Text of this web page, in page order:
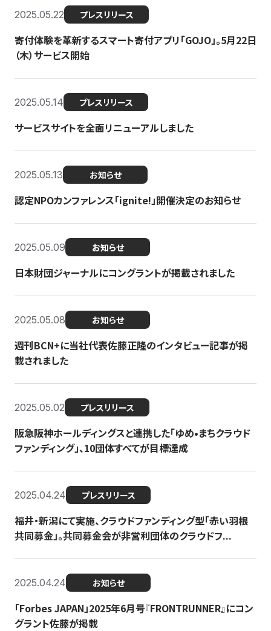
2025.05.22 プレスリリース
寄付体験を革新するスマート寄付アプリ「GOJO」。5月22日
（木）サービス開始
2025.05.14 プレスリリース
サービスサイトを全面リニューアルしました
2025.05.13 お知らせ
認定NPOカンファレンス「ignite!」開催決定のお知らせ
2025.05.09 お知らせ
日本財団ジャーナルにコングラントが掲載されました
2025.05.08 お知らせ
週刊BCN+に当社代表佐藤正隆のインタビュー記事が掲
載されました
2025.05.02 プレスリリース
阪急阪神ホールディングスと連携した「ゆめ•まちクラウド
ファンディング」、10団体すべてが目標達成
2025.04.24 プレスリリース
福井・新潟にて実施、クラウドファンディング型「赤い羽根
共同募金」。共同募金会が非営利団体のクラウドフ...
2025.04.24 お知らせ
「Forbes JAPAN」2025年6月号『FRONTRUNNER』にコン
グラント佐藤が掲載